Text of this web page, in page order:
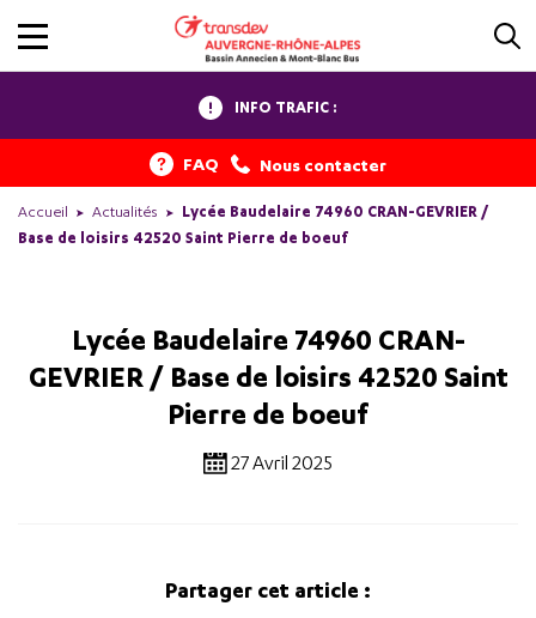
INFO TRAFIC :
FAQ Nous contacter
Accueil Actualités
Lycée Baudelaire 74960 CRAN-GEVRIER /
Base de loisirs 42520 Saint Pierre de boeuf
Lycée Baudelaire 74960 CRAN-
GEVRIER / Base de loisirs 42520 Saint
Pierre de boeuf
27 Avril 2025
Partager cet article :